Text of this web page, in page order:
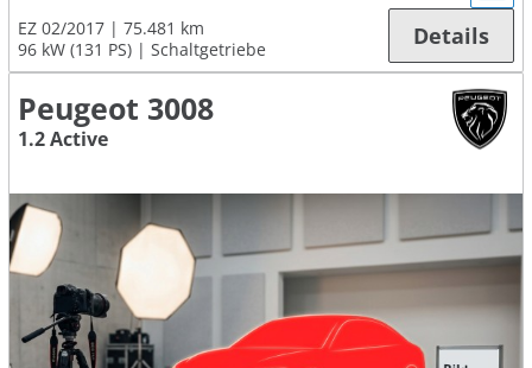
EZ 02/2017
75.481 km
96 kW (131 PS)
Schaltgetriebe Details
Peugeot 3008
1.2 Active